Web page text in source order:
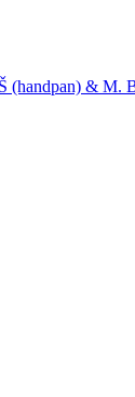
(handpan) &